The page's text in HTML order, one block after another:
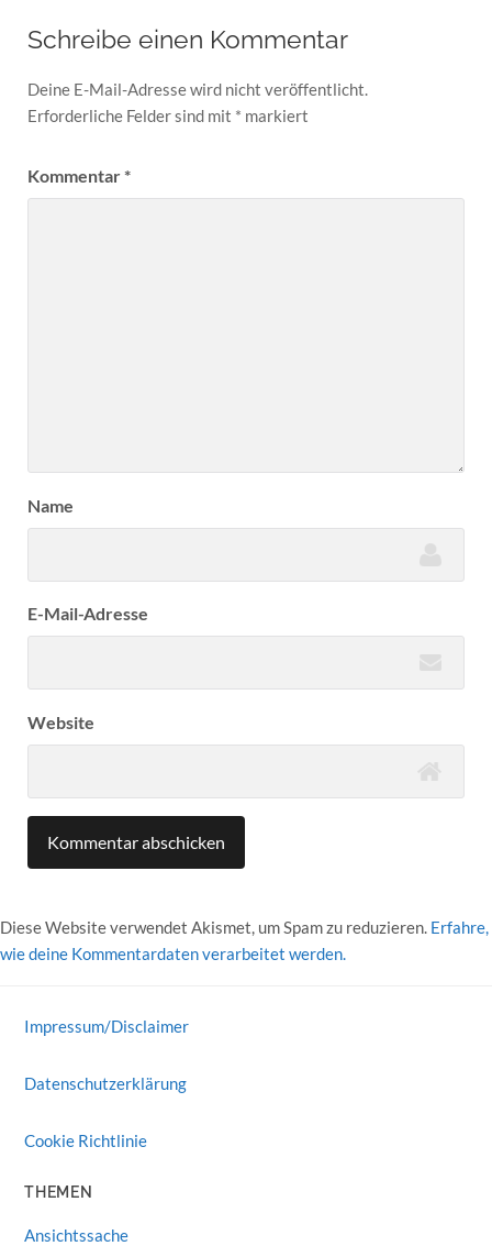
Schreibe einen Kommentar
Deine E-Mail-Adresse wird nicht veröffentlicht.
Erforderliche Felder sind mit * markiert
Kommentar*
Name
E-Mail-Adresse
Website
Diese Website verwendet Akismet, um Spam zu reduzieren. Erfahre,
wie deine Kommentardaten verarbeitet werden.
Impressum/Disclaimer
Datenschutzerklärung
Cookie Richtlinie
THEMEN
Ansichtssache